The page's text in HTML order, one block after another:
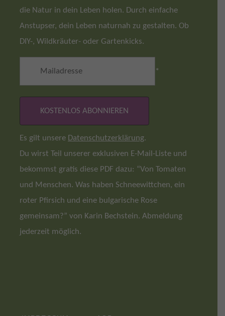
die Natur in dein Leben holen. Durch einfache
Anstupser, dein Leben naturnah zu gestalten. Ob
DIY-, Wildkräuter- oder Gartenkicks.
*
Es gilt unsere Datenschutzerklärung.
Du wirst Teil unserer exklusiven E-Mail-Liste und
bekommst gratis diese PDF dazu: “Von Tomaten
und Menschen. Was haben Schneewittchen, ein
roter Pfirsich und eine bulgarische Rose
gemeinsam?” von Karin Bechstein. Abmeldung
jederzeit möglich.